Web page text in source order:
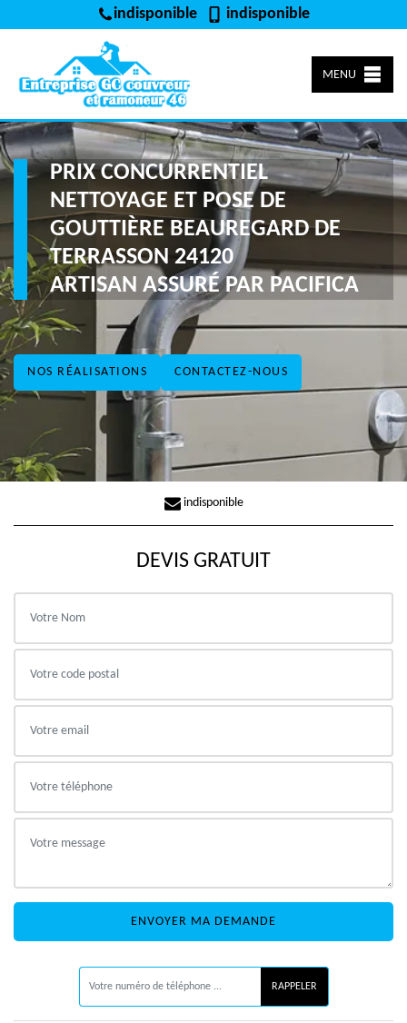
indisponible indisponible
MENU
NOS RÉALISATIONS CONTACTEZ-NOUS
PRIX CONCURRENTIEL
NETTOYAGE ET POSE DE
GOUTTIÈRE BEAUREGARD DE
TERRASSON 24120
ARTISAN ASSURÉ PAR PACIFICA
indisponible
DEVIS GRATUIT